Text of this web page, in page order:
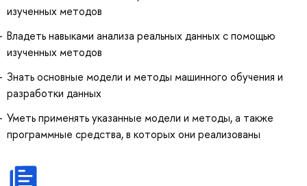
изученных методов
Владеть навыками анализа реальных данных с помощью
изученных методов
Знать основные модели и методы машинного обучения и
разработки данных
Уметь применять указанные модели и методы, а также
программные средства, в которых они реализованы